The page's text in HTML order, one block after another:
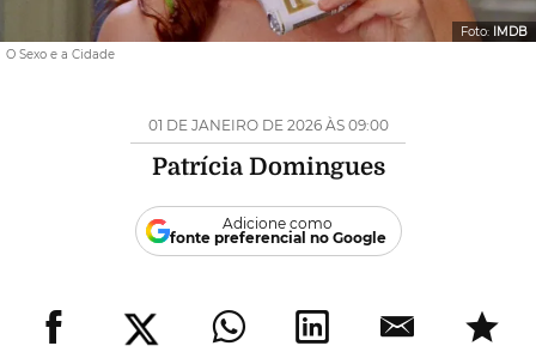
O Sexo e a Cidade
Foto: IMDB
01 DE JANEIRO DE 2026 ÀS 09:00
Patrícia Domingues
Adicione como
fonte preferencial no Google